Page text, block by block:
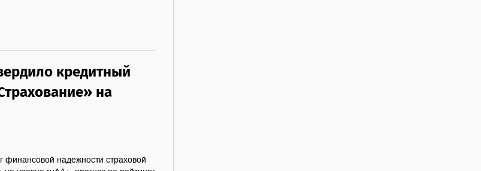
кредитный
на
финансовой надежности страховой